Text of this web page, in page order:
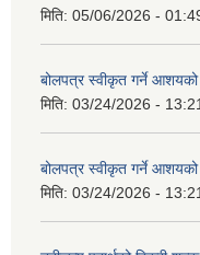
मिति: 05/06/2026 -
बोलपत्र स्वीकृत गर्ने
मिति: 03/24/2026 -
बोलपत्र स्वीकृत गर्ने
मिति: 03/24/2026 -